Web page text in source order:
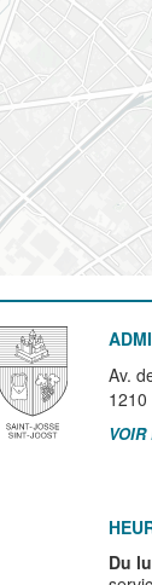
Av.
1210
Du